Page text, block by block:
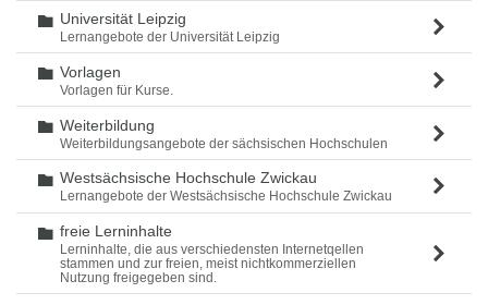
Ordner
Universität Leipzig
Lernangebote der Universität Leipzig
Ordner
Vorlagen
Vorlagen für Kurse.
Ordner
Weiterbildung
Weiterbildungsangebote der sächsischen Hochschulen
Ordner
Westsächsische Hochschule Zwickau
Lernangebote der Westsächsische Hochschule Zwickau
Ordner
freie Lerninhalte
Lerninhalte, die aus verschiedensten Internetqellen
stammen und zur freien, meist nichtkommerziellen
Nutzung freigegeben sind.